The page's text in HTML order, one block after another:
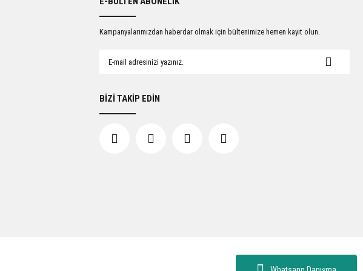
Kampanyalarımızdan haberdar olmak için bültenimize hemen kayıt olun.
BİZİ TAKİP EDİN